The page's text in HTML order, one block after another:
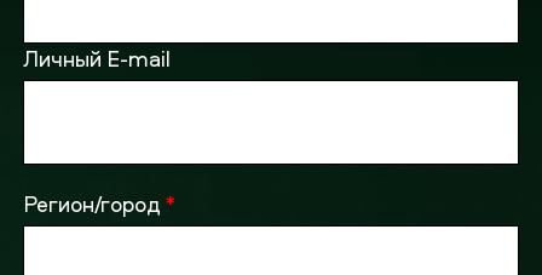
Личный E-mail
Регион/город*